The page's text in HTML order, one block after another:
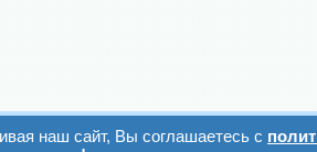
наш сайт, Вы соглашаетесь с